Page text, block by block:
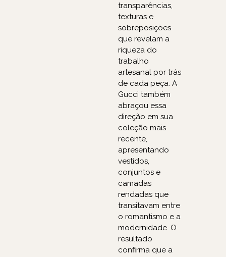
transparências,
texturas e
sobreposições
que revelam a
riqueza do
trabalho
artesanal por trás
de cada peça. A
Gucci também
abraçou essa
direção em sua
coleção mais
recente,
apresentando
vestidos,
conjuntos e
camadas
rendadas que
transitavam entre
o romantismo e a
modernidade. O
resultado
confirma que a